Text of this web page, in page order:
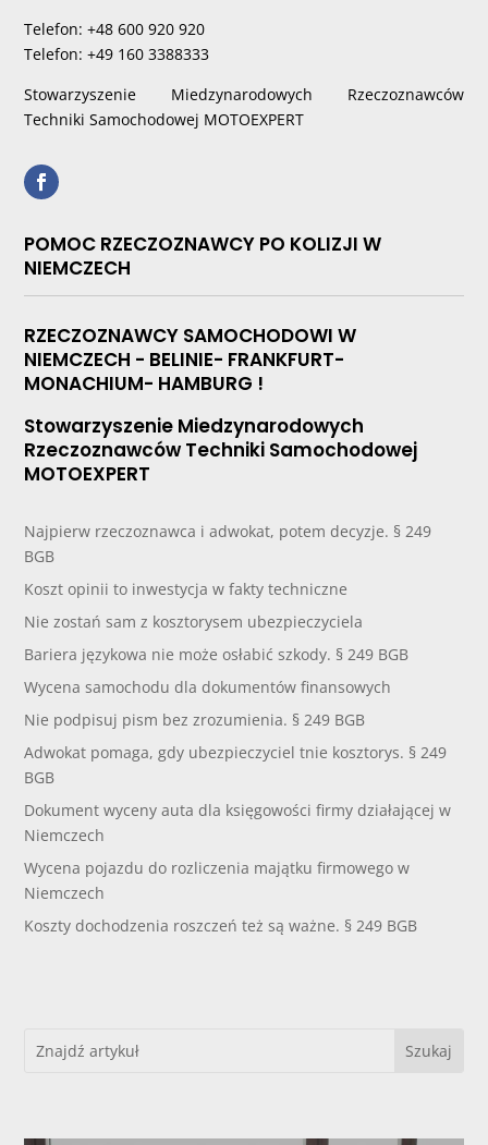
Telefon: +48 600 920 920
Telefon: +49 160 3388333
Stowarzyszenie Miedzynarodowych Rzeczoznawców
Techniki Samochodowej MOTOEXPERT
POMOC RZECZOZNAWCY PO KOLIZJI W
NIEMCZECH
RZECZOZNAWCY SAMOCHODOWI W
NIEMCZECH - BELINIE- FRANKFURT-
MONACHIUM- HAMBURG !
Stowarzyszenie Miedzynarodowych
Rzeczoznawców Techniki Samochodowej
MOTOEXPERT
Najpierw rzeczoznawca i adwokat, potem decyzje. § 249
BGB
Koszt opinii to inwestycja w fakty techniczne
Nie zostań sam z kosztorysem ubezpieczyciela
Bariera językowa nie może osłabić szkody. § 249 BGB
Wycena samochodu dla dokumentów finansowych
Nie podpisuj pism bez zrozumienia. § 249 BGB
Adwokat pomaga, gdy ubezpieczyciel tnie kosztorys. § 249
BGB
Dokument wyceny auta dla księgowości firmy działającej w
Niemczech
Wycena pojazdu do rozliczenia majątku firmowego w
Niemczech
Koszty dochodzenia roszczeń też są ważne. § 249 BGB